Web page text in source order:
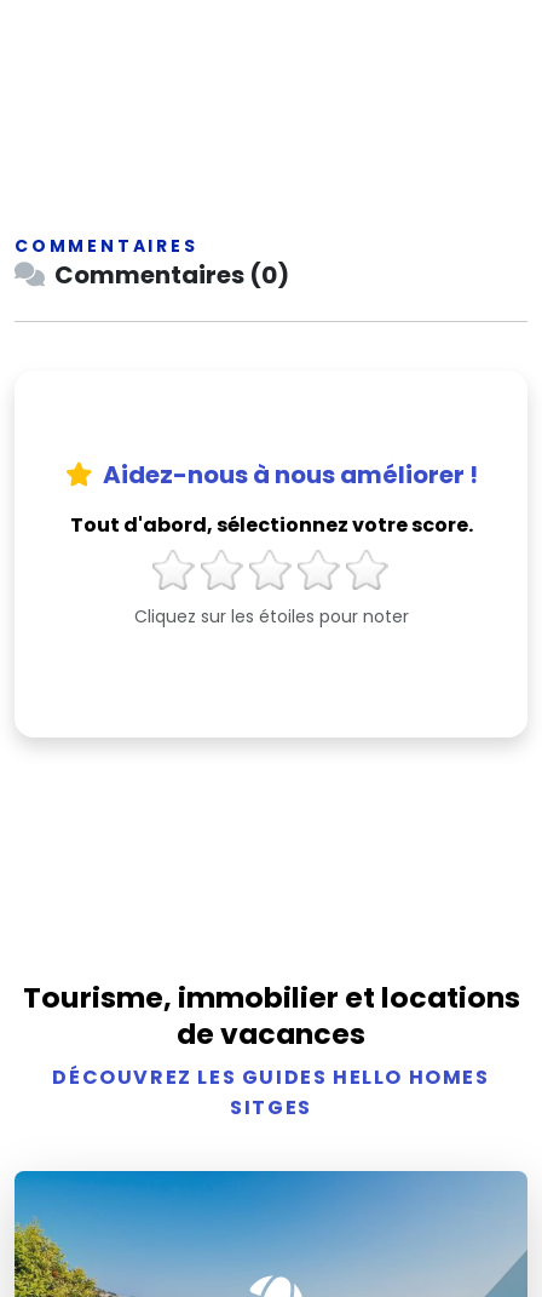
COMMENTAIRES
Commentaires (0)
Aidez-nous à nous améliorer !
Tout d'abord, sélectionnez votre score.
Cliquez sur les étoiles pour noter
Tourisme, immobilier et locations
de vacances
DÉCOUVREZ LES GUIDES HELLO HOMES
SITGES